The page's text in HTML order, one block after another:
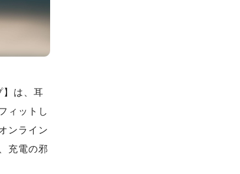
】は、耳
ィットし
ンライン
充電の邪